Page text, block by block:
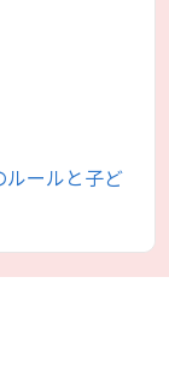
ールと子ど